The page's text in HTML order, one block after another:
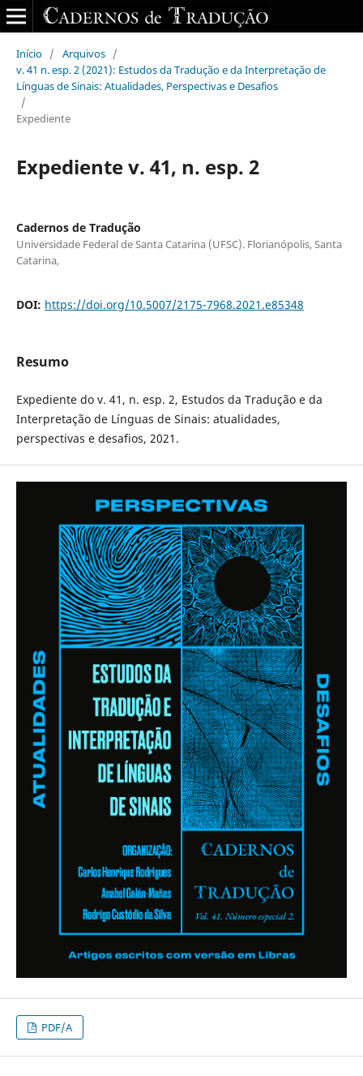
Início / Arquivos /
v. 41 n. esp. 2 (2021): Estudos da Tradução e da Interpretação de
Línguas de Sinais: Atualidades, Perspectivas e Desafios
/
Expediente
Expediente v. 41, n. esp. 2
Cadernos de Tradução
Universidade Federal de Santa Catarina (UFSC). Florianópolis, Santa
Catarina,
DOI: https://doi.org/10.5007/2175-7968.2021.e85348
Resumo
Expediente do v. 41, n. esp. 2, Estudos da Tradução e da
Interpretação de Línguas de Sinais: atualidades,
perspectivas e desafios, 2021.
PDF/A